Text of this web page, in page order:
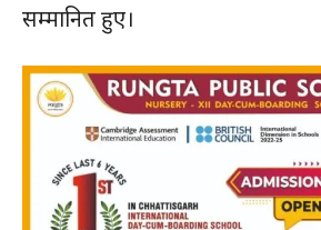
सम्मानित हुए।